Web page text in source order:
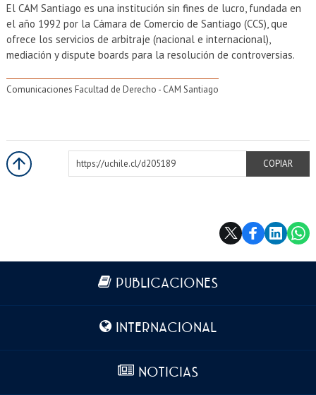
El CAM Santiago es una institución sin fines de lucro, fundada en
el año 1992 por la Cámara de Comercio de Santiago (CCS), que
ofrece los servicios de arbitraje (nacional e internacional),
mediación y dispute boards para la resolución de controversias.
Comunicaciones Facultad de Derecho - CAM Santiago
https://uchile.cl/d205189
COPIAR
Más información
PUBLICACIONES
INTERNACIONAL
NOTICIAS